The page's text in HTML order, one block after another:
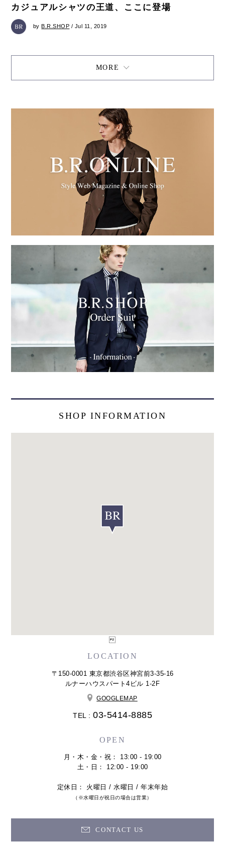
カジュアルシャツの王道、ここに登場
byB.R.SHOP / Jul 11, 2019
MORE
SHOP INFORMATION
LOCATION
〒150-0001 東京都渋谷区神宮前3-35-16
ルナーハウスパート4ビル 1-2F
GOOGLEMAP
TEL : 03-5414-8885
OPEN
月・木・金・祝： 13:00 - 19:00
土・日： 12:00 - 19:00
定休日： 火曜日 / 水曜日 / 年末年始
（※水曜日が祝日の場合は営業）
CONTACT US